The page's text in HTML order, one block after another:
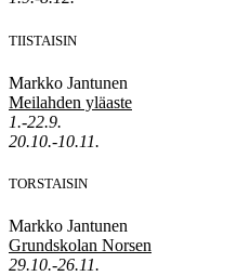
TIISTAISIN
Markko Jantunen
Meilahden yläaste
1.-22.9.
20.10.-10.11.
TORSTAISIN
Markko Jantunen
Grundskolan Norsen
29.10.-26.11.